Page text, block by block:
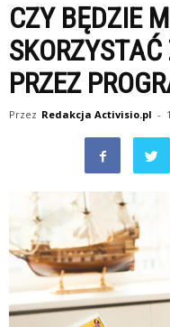
CZY BĘDZIE
PRZEZ
Przez Redakcja Activisio.pl -